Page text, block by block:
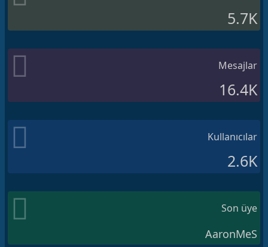
5.7K
Mesajlar
16.4K
Kullanıcılar
2.6K
Son üye
AaronMeS